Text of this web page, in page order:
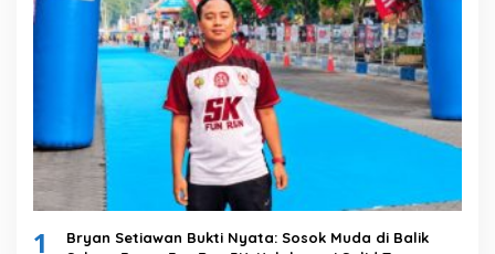
1
Bryan Setiawan Bukti Nyata: Sosok Muda di Balik